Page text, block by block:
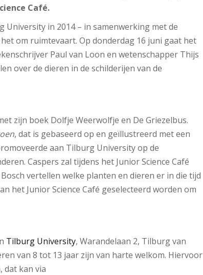
Café.
in 2014 – in samenwerking met de
om ruimtevaart. Op donderdag 16 juni gaat het
Paul van Loon en wetenschapper Thijs
over de dieren in de schilderijen van de
zijn boek Dolfje Weerwolfje en De Griezelbus.
, dat is gebaseerd op en geïllustreerd met een
aan Tilburg University op de
Caspers zal tijdens het Junior Science Café
vertellen welke planten en dieren er in die tijd
het Junior Science Café geselecteerd worden om
Tilburg University, Warandelaan 2, Tilburg van
van 8 tot 13 jaar zijn van harte welkom. Hiervoor
dat kan via